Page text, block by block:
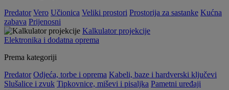
Predator Vero Učionica Veliki prostori Prostorija za sastanke Kućna
zabava Prijenosni
Kalkulator projekcije
Elektronika i dodatna oprema
Prema kategoriji
Predator Odjeća, torbe i oprema Kabeli, baze i hardverski ključevi
Slušalice i zvuk Tipkovnice, miševi i pisaljka Pametni uređaji